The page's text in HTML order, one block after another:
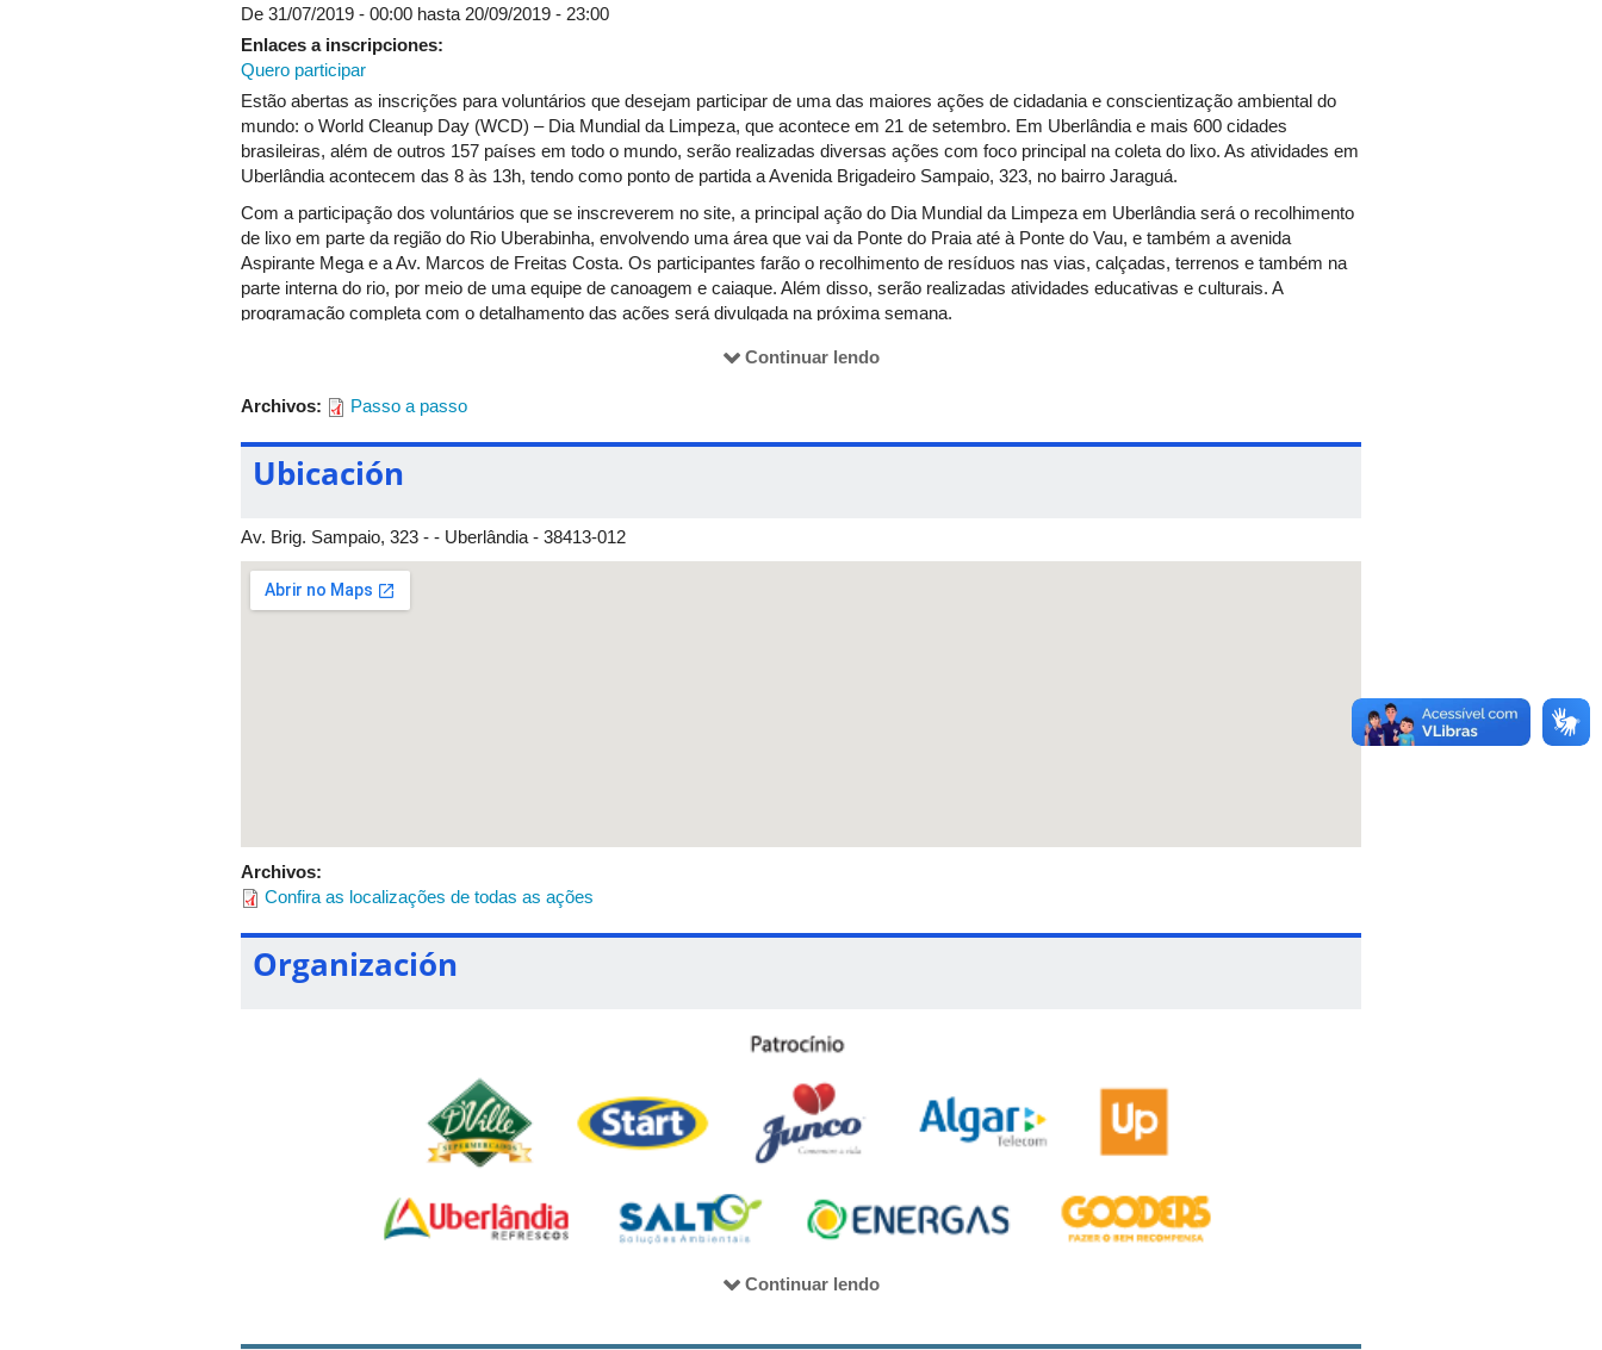
De 31/07/2019 - 00:00 hasta 20/09/2019 - 23:00
Enlaces a inscripciones:
Quero participar
Estão abertas as inscrições para voluntários que desejam participar de uma das maiores ações de cidadania e conscientização ambiental do
mundo: o World Cleanup Day (WCD) – Dia Mundial da Limpeza, que acontece em 21 de setembro. Em Uberlândia e mais 600 cidades
brasileiras, além de outros 157 países em todo o mundo, serão realizadas diversas ações com foco principal na coleta do lixo. As atividades em
Uberlândia acontecem das 8 às 13h, tendo como ponto de partida a Avenida Brigadeiro Sampaio, 323, no bairro Jaraguá.
Com a participação dos voluntários que se inscreverem no site, a principal ação do Dia Mundial da Limpeza em Uberlândia será o recolhimento
de lixo em parte da região do Rio Uberabinha, envolvendo uma área que vai da Ponte do Praia até à Ponte do Vau, e também a avenida
Aspirante Mega e a Av. Marcos de Freitas Costa. Os participantes farão o recolhimento de resíduos nas vias, calçadas, terrenos e também na
parte interna do rio, por meio de uma equipe de canoagem e caiaque. Além disso, serão realizadas atividades educativas e culturais. A
programação completa com o detalhamento das ações será divulgada na próxima semana.
Continuar lendo
Archivos: Passo a passo
Ubicación
Av. Brig. Sampaio, 323 - - Uberlândia - 38413-012
Archivos:
Confira as localizações de todas as ações
Organización
Continuar lendo